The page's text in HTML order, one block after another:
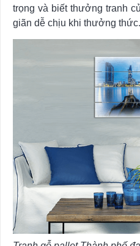
trọng và biết thưởng tranh
giãn dễ chịu khi thưởng thức.